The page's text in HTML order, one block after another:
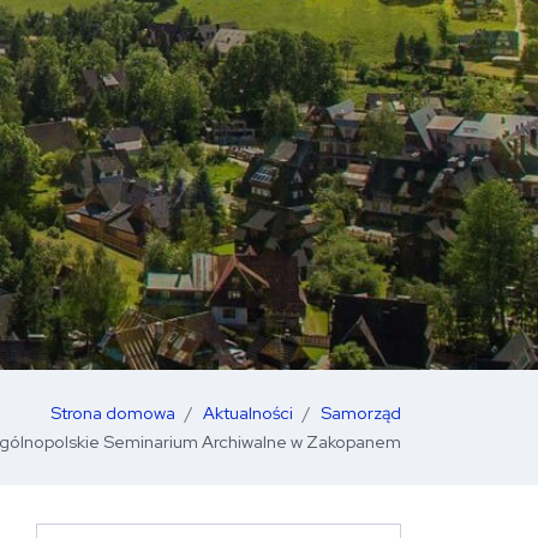
Strona domowa Aktualności
Samorząd
Seminarium Archiwalne w Zakopanem